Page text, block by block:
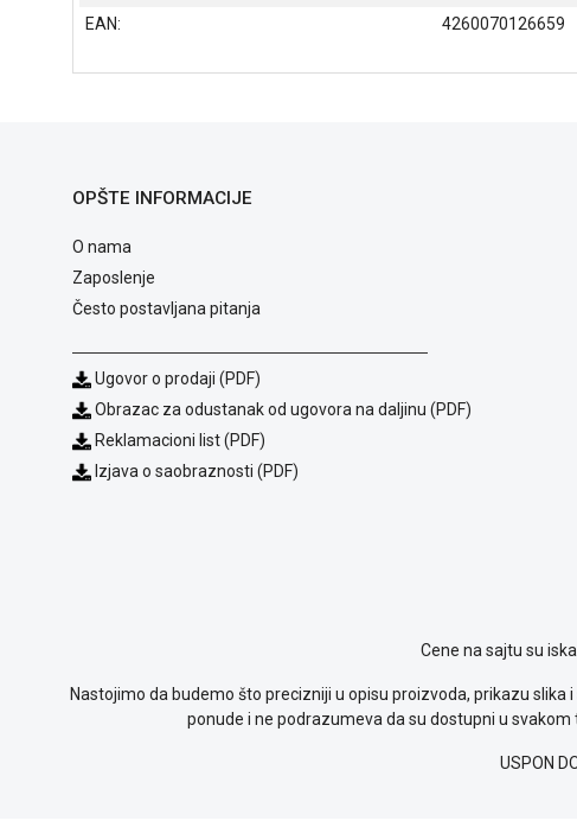
EAN:
4260070126659
OPŠTE INFORMACIJE
O nama
Zaposlenje
Često postavljana pitanja
Ugovor o prodaji (PDF)
Obrazac za odustanak od ugovora na daljinu (PDF)
Reklamacioni list (PDF)
Izjava o saobraznosti (PDF)
Cene na sajtu su
Nastojimo da budemo što precizniji u opisu proizvoda, prikazu
ponude i ne podrazumeva da su dostupni u
USPON